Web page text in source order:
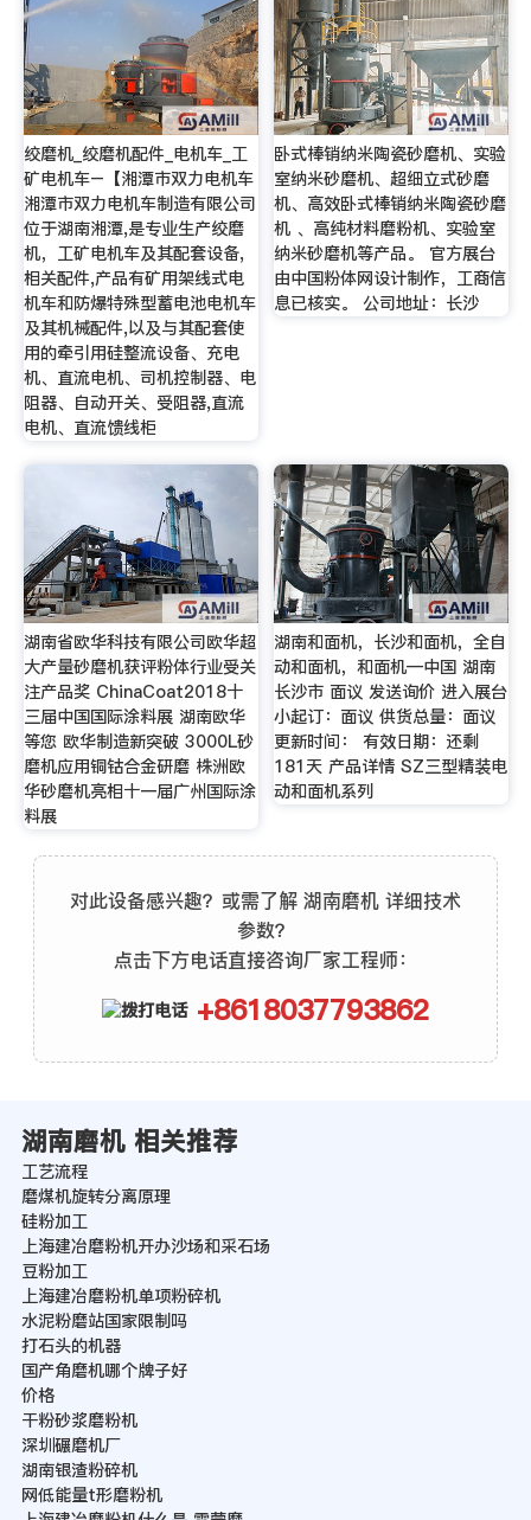
绞磨机_绞磨机配件_电机车_工
矿电机车–【湘潭市双力电机车
湘潭市双力电机车制造有限公司
位于湖南湘潭,是专业生产绞磨
机，工矿电机车及其配套设备,
相关配件,产品有矿用架线式电
机车和防爆特殊型蓄电池电机车
及其机械配件,以及与其配套使
用的牵引用硅整流设备、充电
机、直流电机、司机控制器、电
阻器、自动开关、受阻器,直流
电机、直流馈线柜
卧式棒销纳米陶瓷砂磨机、实验
室纳米砂磨机、超细立式砂磨
机、高效卧式棒销纳米陶瓷砂磨
机 、高纯材料磨粉机、实验室
纳米砂磨机等产品。 官方展台
由中国粉体网设计制作，工商信
息已核实。 公司地址：长沙
湖南省欧华科技有限公司欧华超
大产量砂磨机获评粉体行业受关
注产品奖 ChinaCoat2018十
三届中国国际涂料展 湖南欧华
等您 欧华制造新突破 3000L砂
磨机应用铜钴合金研磨 株洲欧
华砂磨机亮相十一届广州国际涂
料展
湖南和面机，长沙和面机，全自
动和面机，和面机—中国 湖南
长沙市 面议 发送询价 进入展台
小起订：面议 供货总量：面议
更新时间： 有效日期：还剩
181天 产品详情 SZ三型精装电
动和面机系列
对此设备感兴趣？或需了解 湖南磨机 详细技术
参数？
点击下方电话直接咨询厂家工程师：
+8618037793862
湖南磨机 相关推荐
工艺流程
磨煤机旋转分离原理
硅粉加工
上海建冶磨粉机开办沙场和采石场
豆粉加工
上海建冶磨粉机单项粉碎机
水泥粉磨站国家限制吗
打石头的机器
国产角磨机哪个牌子好
价格
干粉砂浆磨粉机
深圳碾磨机厂
湖南银渣粉碎机
网低能量t形磨粉机